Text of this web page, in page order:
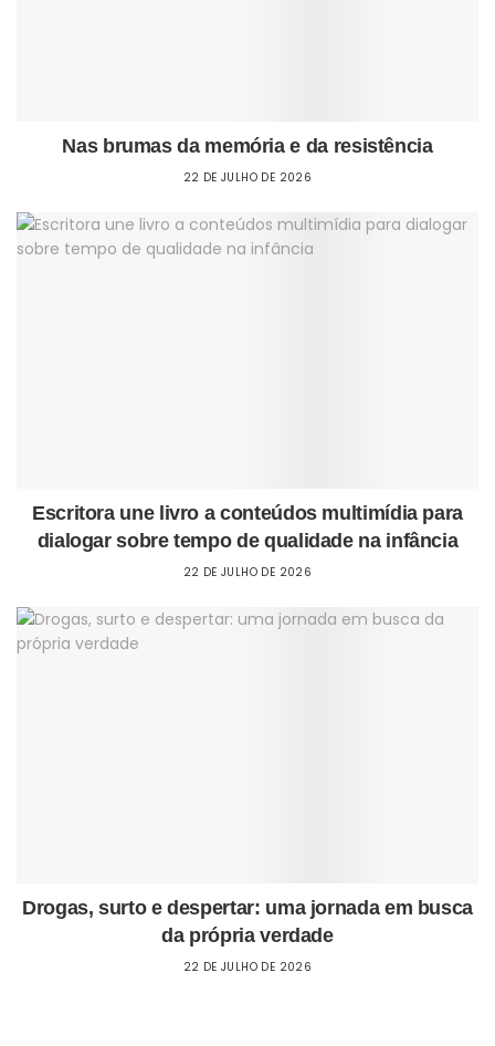
Nas brumas da memória e da resistência
22 DE JULHO DE 2026
Escritora une livro a conteúdos multimídia para
dialogar sobre tempo de qualidade na infância
22 DE JULHO DE 2026
Drogas, surto e despertar: uma jornada em busca
da própria verdade
22 DE JULHO DE 2026